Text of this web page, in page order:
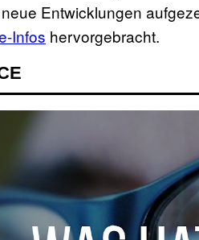
Entwicklungen
Infos hervorgebracht.